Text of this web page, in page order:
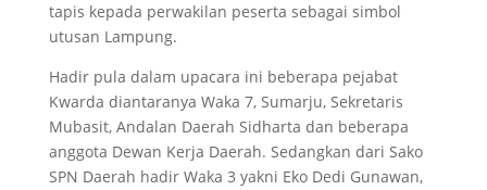
tapis kepada perwakilan peserta sebagai simbol
utusan Lampung.
Hadir pula dalam upacara ini beberapa pejabat
Kwarda diantaranya Waka 7, Sumarju, Sekretaris
Mubasit, Andalan Daerah Sidharta dan beberapa
anggota Dewan Kerja Daerah. Sedangkan dari Sako
SPN Daerah hadir Waka 3 yakni Eko Dedi Gunawan,